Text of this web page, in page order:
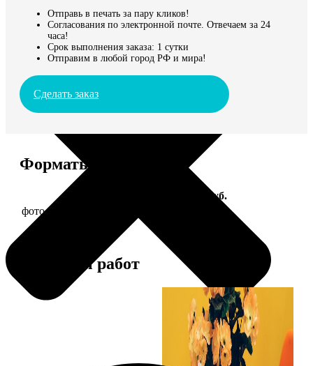
Отправь в печать за пару кликов!
Согласования по электронной почте. Отвечаем за 24
часа!
Срок выполнения заказа: 1 сутки
Отправим в любой город РФ и мира!
Сделать заказ
Форматы и цены
Цена, руб.
фото 15х15 в деревянной рамке
Примеры работ